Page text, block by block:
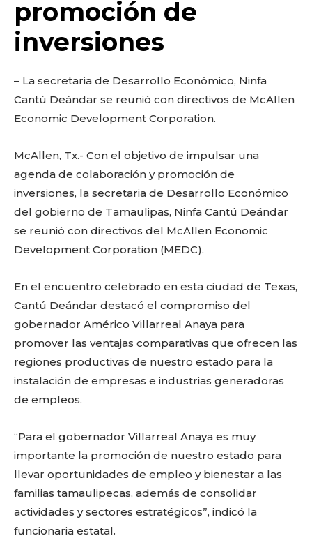
k
promoción de
inversiones
– La secretaria de Desarrollo Económico, Ninfa
Cantú Deándar se reunió con directivos de McAllen
Economic Development Corporation.
McAllen, Tx.- Con el objetivo de impulsar una
agenda de colaboración y promoción de
inversiones, la secretaria de Desarrollo Económico
del gobierno de Tamaulipas, Ninfa Cantú Deándar
se reunió con directivos del McAllen Economic
Development Corporation (MEDC).
En el encuentro celebrado en esta ciudad de Texas,
Cantú Deándar destacó el compromiso del
gobernador Américo Villarreal Anaya para
promover las ventajas comparativas que ofrecen las
regiones productivas de nuestro estado para la
instalación de empresas e industrias generadoras
de empleos.
“Para el gobernador Villarreal Anaya es muy
importante la promoción de nuestro estado para
llevar oportunidades de empleo y bienestar a las
familias tamaulipecas, además de consolidar
actividades y sectores estratégicos”, indicó la
funcionaria estatal.